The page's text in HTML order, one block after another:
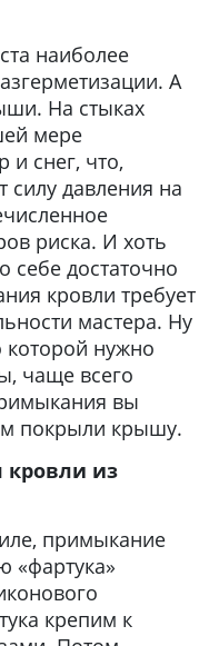
наиболее
А
На стыках
мере
и снег, что,
силу давления на
риска. И хоть
себе достаточно
кровли требует
мастера. Ну
которой нужно
чаще всего
вы
покрыли крышу.
кровли из
примыкание
«фартука»
крепим к